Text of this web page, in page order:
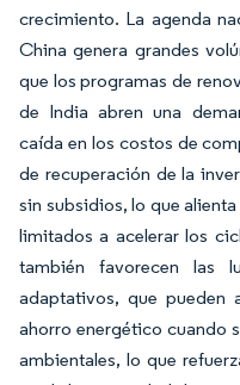
crecimiento. La agenda
China genera grandes
que los programas de
de India abren una
caída en los costos de
de recuperación de la
sin subsidios, lo que
limitados a acelerar los
también favorecen las
adaptativos, que pueden
ahorro energético cuando
ambientales, lo que